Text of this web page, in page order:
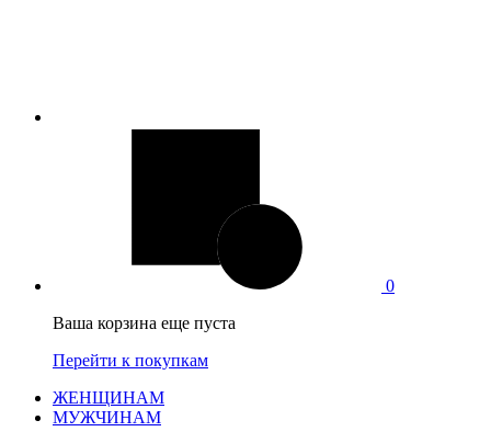
0
Ваша корзина еще пуста
Перейти к покупкам
ЖЕНЩИНАМ
МУЖЧИНАМ